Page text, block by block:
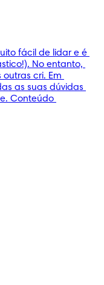
fácil de lidar e é
No entanto,
cri. Em
as suas dúvidas
Conteúdo